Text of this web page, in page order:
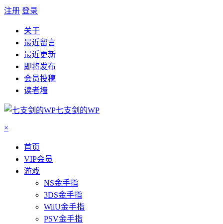
注册 登录
关于
最近留言
最近更新
即将发布
会员投稿
读者墙
七支剑的WP
×
首页
VIP会员
游戏
NS金手指
3DS金手指
WiiU金手指
PSV金手指